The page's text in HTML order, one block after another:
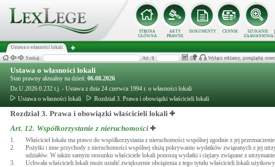
STRONA
GŁÓWNA
AKTY
PRAWNE
DOKUMENTY CENNIK
SZUKANIE
Ustawa o własności lokali
Szukaj: Art./§ Wyłącz reklamy, przeglądaj
Ustawa o własności lokali
Stan prawny aktualny na dzień: 06.08.2026
Dz.U.2026.0.232 t.j. - Ustawa z dnia 24 czerwca 1994 r. o własności lokali
Ustawa o własności lokali
Rozdział 3. Prawa i obowiązki właścicieli lokali
Rozdział 3. Prawa i obowiązki właścicieli lokali
Art. 12. Współkorzystanie z nieruchomości
1.
Właściciel lokalu ma prawo do współkorzystania z nieruchomości wspólnej zgodnie z jej
2.
Pożytki i inne przychody z nieruchomości wspólnej służą pokrywaniu wydatków związanych z jej
udziałów. W takim samym stosunku właściciele lokali ponoszą wydatki i ciężary związane z
3.
Uchwała właścicieli lokali może ustalić zwiększenie obciążenia z tego tytułu właścicieli lokali